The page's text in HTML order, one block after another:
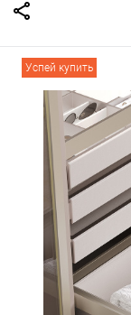
Успей купить